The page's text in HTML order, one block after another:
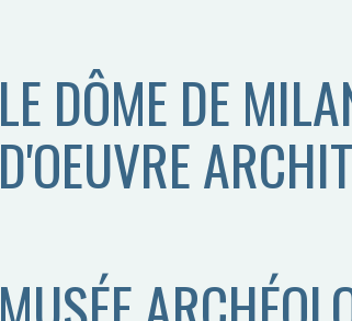
LE DÔME DE
D'OEUVRE